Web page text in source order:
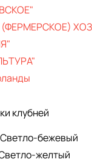
клубней
Светло-бежевый
желтый